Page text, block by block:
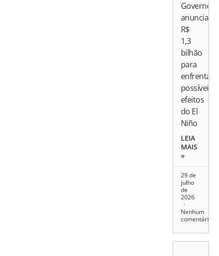
Governo
anuncia
R$
1,3
bilhão
para
enfrentar
possíveis
efeitos
do El
Niño
LEIA
MAIS
»
29 de
julho
de
2026
Nenhum
comentário